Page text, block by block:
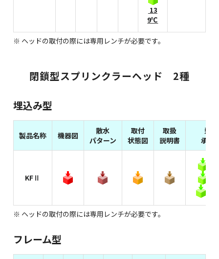
13
9℃
※ ヘッドの取付の際には専用レンチが必要です。
閉鎖型スプリンクラーヘッド 2種
埋込み型
製品名称 機器図
散水
パターン
取付
状態図
取扱
説明書
型式
承認
KFⅡ
※ ヘッドの取付の際には専用レンチが必要です。
フレーム型